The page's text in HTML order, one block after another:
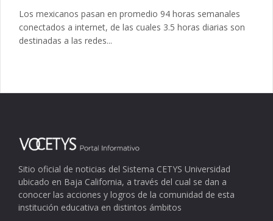
Los mexicanos pasan en promedio 94 horas semanales
conectados a internet, de las cuales 3.5 horas diarias son
destinadas a las redes...
Sitio oficial de noticias del Sistema CETYS Universidad
ubicado en Baja California, a través del cual se dan a
conocer las acciones y logros de la comunidad de esta
institución educativa en distintos ámbitos